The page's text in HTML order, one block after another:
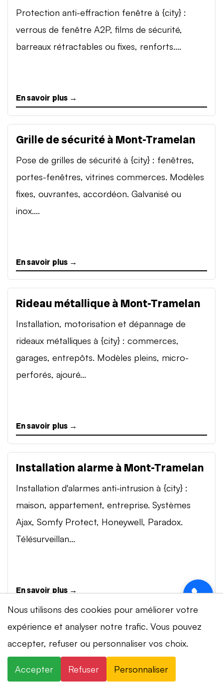
Protection anti-effraction fenêtre à {city} :
verrous de fenêtre A2P, films de sécurité,
barreaux rétractables ou fixes, renforts....
En savoir plus →
Grille de sécurité à Mont-Tramelan
Pose de grilles de sécurité à {city} : fenêtres,
portes-fenêtres, vitrines commerces. Modèles
fixes, ouvrantes, accordéon. Galvanisé ou
inox....
En savoir plus →
Rideau métallique à Mont-Tramelan
Installation, motorisation et dépannage de
rideaux métalliques à {city} : commerces,
garages, entrepôts. Modèles pleins, micro-
perforés, ajouré...
En savoir plus →
Installation alarme à Mont-Tramelan
Installation d'alarmes anti-intrusion à {city} :
maison, appartement, entreprise. Systèmes
Ajax, Somfy Protect, Honeywell, Paradox.
Télésurveillan...
En savoir plus →
Vidéosurveillance à Mont-Tramelan
Installation de systèmes de vidéosurveillance à
{city} : caméras IP 4K, visionnage smartphone,
Nous utilisons des cookies pour améliorer votre
expérience et analyser notre trafic. Vous pouvez
accepter, refuser ou personnaliser vos choix.
Accepter Refuser Personnaliser
⚡ Intervention en 20 min· 24h/24 · 7j/7 ·
Devis gratuit
+41 78 319 32 82
WhatsApp